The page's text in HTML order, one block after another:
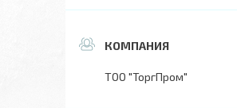
ТОО "ТоргПром"